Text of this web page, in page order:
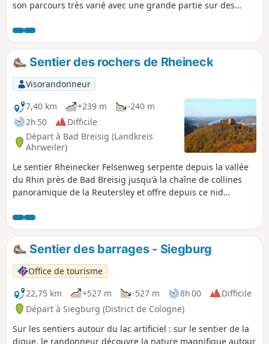
son parcours très varié avec une grande partie sur des
principalement une forêt clairsemée, la deuxième partie
mène à travers les hauteurs panoramiques du Westerwald.
L'itinéraire est également intéressant d'un point de vue
historique. Les vues panoramiques depuis le rocher du
Bärenkopp sont le clou du circuit.
Sentier des rochers de Rheineck
Visorandonneur
7,40 km
+239 m
-240 m
2h 50
Difficile
Départ à Bad Breisig (Landkreis
Ahrweiler)
Le sentier Rheinecker Felsenweg serpente depuis la vallée
du Rhin près de Bad Breisig jusqu'à la chaîne de collines
panoramique de la Reutersley et offre depuis ce nid
du Rhin moyen. Des formations rocheuses de schiste et de
basalte, toutes d'origine volcanique, une frontière
historique et des ruines médiévales garantissent en plus
une randonnée riche en découvertes. Des sentiers naturels,
de larges chemins forestiers et des chemins asphaltés dans
les localités font partie du profil du parcours.
Sentier des barrages - Siegburg
Office de tourisme
22,75 km
+527 m -527 m 8h 00
Difficile
Départ à Siegburg (District de Cologne)
Sur les sentiers autour du lac artificiel : sur le sentier de la
digue, le randonneur découvre la nature magnifique autour